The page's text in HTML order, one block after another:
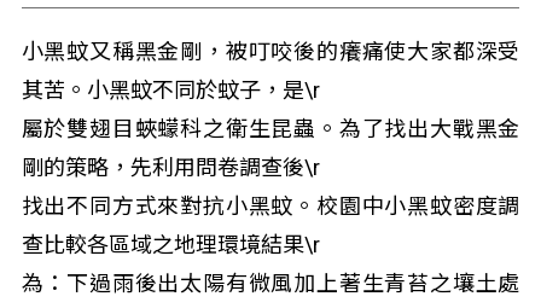
小黑蚊又稱黑金剛，被叮咬後的癢痛使大家都深受
其苦。小黑蚊不同於蚊子，是\r
屬於雙翅目蛺蠓科之衛生昆蟲。為了找出大戰黑金
剛的策略，先利用問卷調查後\r
找出不同方式來對抗小黑蚊。校園中小黑蚊密度調
查比較各區域之地理環境結果\r
為：下過雨後出太陽有微風加上著生青苔之壤土處